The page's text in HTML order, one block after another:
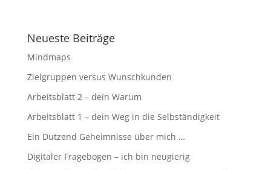
Neueste Beiträge
Mindmaps
Zielgruppen versus Wunschkunden
Arbeitsblatt 2 – dein Warum
Arbeitsblatt 1 – dein Weg in die Selbständigkeit
Ein Dutzend Geheimnisse über mich …
Digitaler Fragebogen – ich bin neugierig